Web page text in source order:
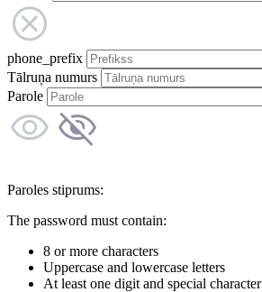
phone_prefix
Tālruņa numurs
Parole
Paroles stiprums:
The password must contain:
8 or more characters
Uppercase and lowercase letters
At least one digit and special character